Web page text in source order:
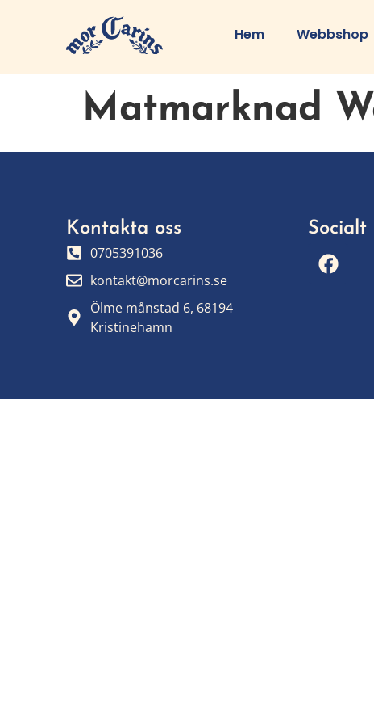
Hem Webbshop
Matmarknad
Kontakta oss
0705391036
kontakt@morcarins.se
Ölme månstad 6, 68194
Kristinehamn
Socialt